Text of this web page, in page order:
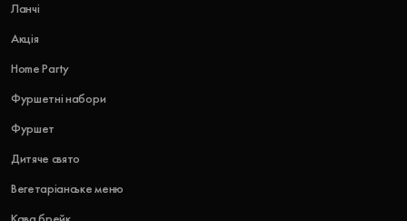
Ланчі
Акція
Home Party
Фуршетні набори
Фуршет
Дитяче свято
Вегетаріанське меню